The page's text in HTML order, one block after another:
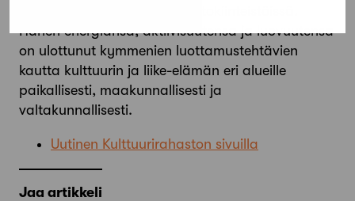
Hänen energiansa, aktiivisuutensa ja luovuutensa
on ulottunut kymmenien luottamustehtävien
kautta kulttuurin ja liike-elämän eri alueille
paikallisesti, maakunnallisesti ja
valtakunnallisesti.
Uutinen Kulttuurirahaston sivuilla
Jaa artikkeli